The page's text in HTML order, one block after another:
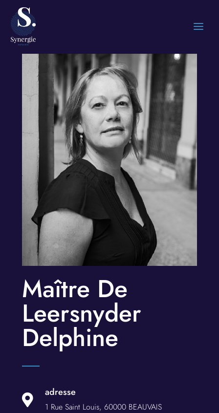
Maître De
Leersnyder
Delphine

adresse
1 Rue Saint Louis, 60000 BEAUVAIS